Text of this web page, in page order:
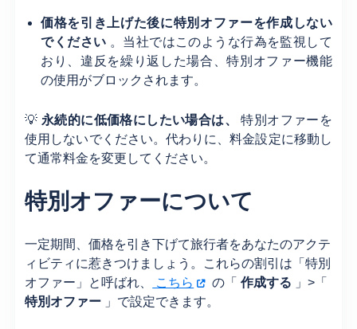
価格を引き上げた後に特別オファーを作成しない
でください 。当社ではこのような行為を監視して
おり、違反を繰り返した場合、特別オファー機能
の使用がブロックされます。
💡 永続的に低価格にしたい場合は、
特別オファーを
使用しないでください。代わりに、料金設定に移動し
て通常料金を変更してください。
特別オファーについて
一定期間、価格を引き下げて旅行者をあなたのアクテ
ィビティに惹きつけましょう。これらの割引は「特別
オファー」と呼ばれ、
こちら の「作成する 」>「
特別オファー 」で設定できます。